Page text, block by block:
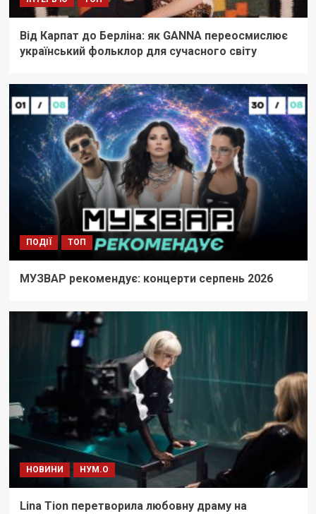
Від Карпат до Берліна: як GANNA переосмислює
український фольклор для сучасного світу
ПОДІЇ ТОП
МУЗВАР рекомендує: концерти серпень 2026
НОВИНИ НУМ.О
Lina Tion перетворила любовну драму на